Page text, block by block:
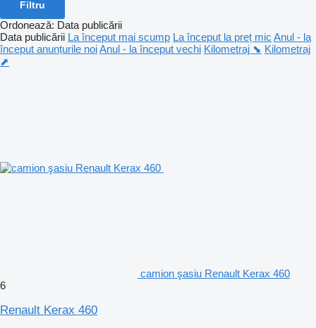
Filtru
Ordonează: Data publicării
Data publicării La început mai scump La început la preț mic Anul - la
început anunțurile noiAnul - la început vechi Kilometraj ⬊ Kilometraj
⬈
camion şasiu Renault Kerax 460
6
Renault Kerax 460